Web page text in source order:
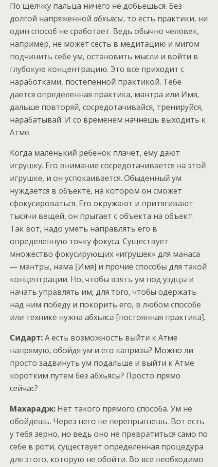
По щелчку пальца ничего не добьешься. Без
долгой напряженной абхьясы, то есть практики, ни
один способ не сработает. Ведь обычно человек,
например, не может сесть в медитацию и мигом
подчинить себе ум, остановить мысли и войти в
глубокую концентрацию. Это все приходит с
наработками, постепенной практикой. Тебе
дается определенная практика, мантра или Имя,
дальше повторяй, сосредотачивайся, тренируйся,
нарабатывай. И со временем начнешь выходить к
Атме.
Когда маленький ребенок плачет, ему дают
игрушку. Его внимание сосредотачивается на этой
игрушке, и он успокаивается. Обыденный ум
нуждается в объекте, на котором он сможет
сфокусироваться. Его окружают и притягивают
тысячи вещей, он прыгает с объекта на объект.
Так вот, надо уметь направлять его в
определенную точку фокуса. Существует
множество фокусирующих «игрушек» для манаса
— мантры, нама [Имя] и прочие способы для такой
концентрации. Но, чтобы взять ум под уздцы и
начать управлять им, для того, чтобы одержать
над ним победу и покорить его, в любом способе
или технике нужна абхьяса [постоянная практика].
Сидарт:А есть возможность выйти к Атме
напрямую, обойдя ум и его капризы? Можно ли
просто задвинуть ум подальше и выйти к Атме
коротким путем без абхьясы? Просто прямо
сейчас?
Махарадж: Нет такого прямого способа. Ум не
обойдешь. Через него не перепрыгнешь. Вот есть
у тебя зерно, но ведь оно не превратиться само по
себе в роти, существует определенная процедура
для этого, которую не обойти. Во все необходимо